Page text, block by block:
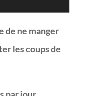
de ne manger
les coups de